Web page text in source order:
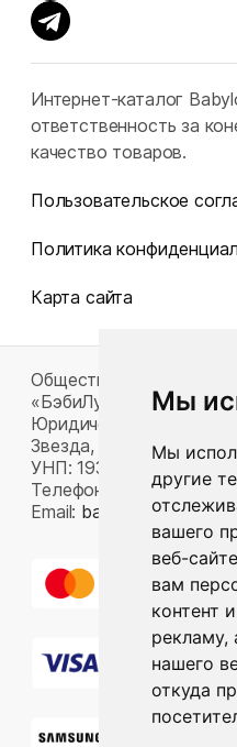
Мы
Мы
другие
вашего
веб-
вам
контент
рекламу,
нашего
откуда
Интернет-каталог
ответственность за
качество товаров.
Пользовательское
Политика
Карта сайта
Общество с
«БэбиЛук»
Юридический адрес:
Звезда, д. 16, пом. 52
УНП: 193815124
Телефон:
+375 33 392
Email: